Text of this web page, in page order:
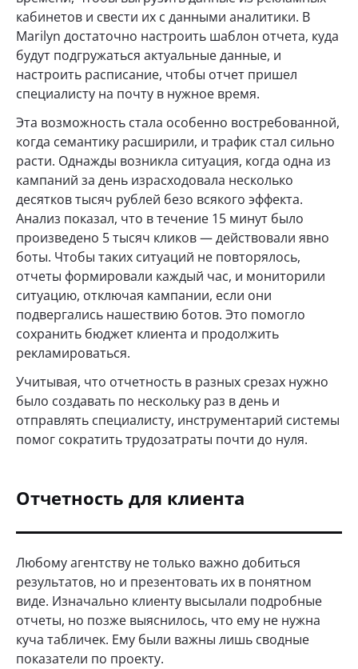
кабинетов и свести их с данными аналитики. В
Marilyn достаточно настроить шаблон отчета, куда
будут подгружаться актуальные данные, и
настроить расписание, чтобы отчет пришел
специалисту на почту в нужное время.
Эта возможность стала особенно востребованной,
когда семантику расширили, и трафик стал сильно
расти. Однажды возникла ситуация, когда одна из
кампаний за день израсходовала несколько
десятков тысяч рублей безо всякого эффекта.
Анализ показал, что в течение 15 минут было
произведено 5 тысяч кликов — действовали явно
боты. Чтобы таких ситуаций не повторялось,
отчеты формировали каждый час, и мониторили
ситуацию, отключая кампании, если они
подвергались нашествию ботов. Это помогло
сохранить бюджет клиента и продолжить
рекламироваться.
Учитывая, что отчетность в разных срезах нужно
было создавать по нескольку раз в день и
отправлять специалисту, инструментарий системы
помог сократить трудозатраты почти до нуля.
Отчетность для клиента
Любому агентству не только важно добиться
результатов, но и презентовать их в понятном
виде. Изначально клиенту высылали подробные
отчеты, но позже выяснилось, что ему не нужна
куча табличек. Ему были важны лишь сводные
показатели по проекту.